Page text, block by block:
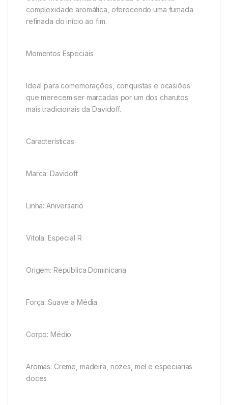
complexidade aromática, oferecendo uma fumada
refinada do início ao fim.
Momentos Especiais
Ideal para comemorações, conquistas e ocasiões
que merecem ser marcadas por um dos charutos
mais tradicionais da Davidoff.
Características
Marca: Davidoff
Linha: Aniversario
Vitola: Especial R
Origem: República Dominicana
Força: Suave a Média
Corpo: Médio
Aromas: Creme, madeira, nozes, mel e especiarias
doces